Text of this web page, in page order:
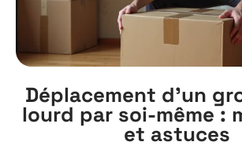
Déplacement d’un
lourd par soi-même :
et astuces